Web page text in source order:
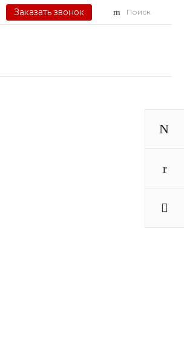
Заказать звонок Поиск